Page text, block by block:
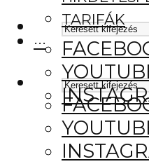
TARIFÁK
···